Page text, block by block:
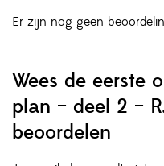
Er zijn nog geen
Wees de eerste
plan – deel 2 –
beoordelen